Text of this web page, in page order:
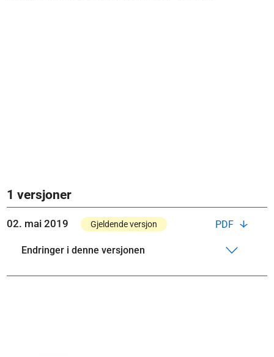
1 versjoner
PDF
02. mai 2019 Gjeldende versjon
Endringer i denne versjonen